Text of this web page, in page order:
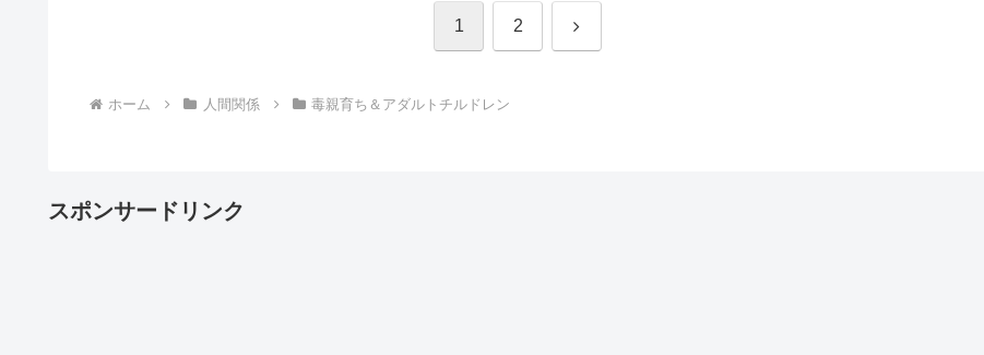
1 2 次
ホーム 人間関係 毒親育ち＆アダルトチルドレン
スポンサードリンク